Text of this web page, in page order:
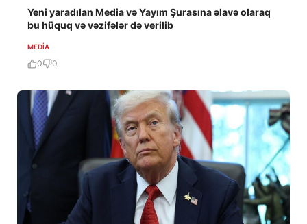
Yeni yaradılan Media və Yayım Şurasına əlavə olaraq
bu hüquq və vəzifələr də verilib
MEDİA
0 0